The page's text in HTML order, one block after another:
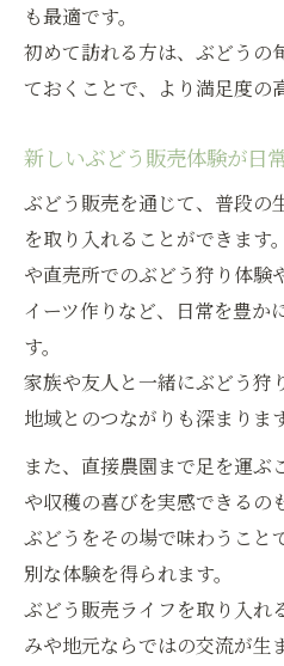
も最適です。
初めて訪れる方は、ぶどうの
ておくことで、より満足度の
新しいぶどう販売体験が日
ぶどう販売を通じて、普段の
を取り入れることができます
や直売所でのぶどう狩り体験
イーツ作りなど、日常を豊か
す。
家族や友人と一緒にぶどう狩
地域とのつながりも深まります
また、直接農園まで足を運ぶ
や収穫の喜びを実感できるの
ぶどうをその場で味わうこと
別な体験を得られます。
ぶどう販売ライフを取り入れ
みや地元ならではの交流が生